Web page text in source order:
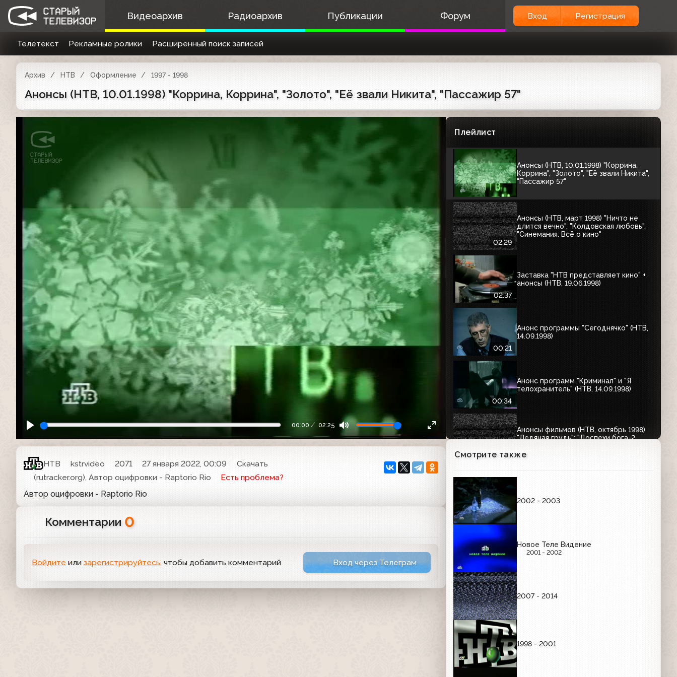
Видеоархив Радиоархив Публикации Форум Вход Регистрация
Телетекст Рекламные ролики Расширенный поиск записей
Архив НТВ Оформление 1997 - 1998
Анонсы (НТВ, 10.01.1998) "Коррина, Коррина", "Золото", "Её звали Никита", "Пассажир 57"
00:00 02:25
НТВ kstrvideo 2071 27 января 2022, 00:09
Скачать
(rutracker.org), Автор оцифровки - Raptorio Rio
Есть проблема?
Автор оцифровки - Raptorio Rio
Комментарии 0
Войдите или зарегистрируйтесь, чтобы добавить комментарий Вход через Телеграм
Плейлист00:50
Анонс сериала "Крутой Уокер:
Анонсы (НТВ, 10.01.1998) "Коррина,
Коррина", "Золото", "Её звали Никита",
"Пассажир 57"
02:29
Анонсы (НТВ, март 1998) "Ничто не
длится вечно", "Колдовская любовь",
"Синемания. Всё о кино"
02:37
Заставка "НТВ представляет кино" +
анонсы (НТВ, 19.06.1998)
00:21
Анонс программы "Сегоднячко" (НТВ,
14.09.1998)
00:34
Анонс программ "Криминал" и "Я
телохранитель" (НТВ, 14.09.1998)
02:27
Анонсы фильмов (НТВ, октябрь 1998)
"Ледяная грудь"; "Доспехи бога-2.
Варёного"; "Утончённая нежность";
ПРОГРАММА ПЕРЕДАЧ И КОНЕЦ ЭФИРА
05:46
02:22
02:20
Смотрите также
2002 - 2003
Новое Теле Видение
2001 - 2002
2007 - 2014
1998 - 2001